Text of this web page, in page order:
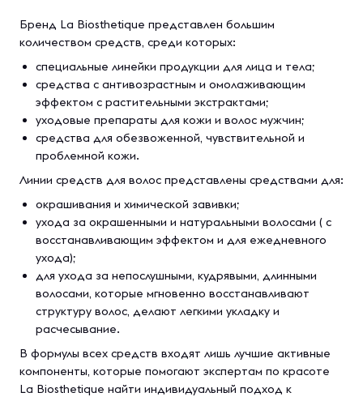
Бренд La Biosthetique представлен большим
количеством средств, среди которых:
специальные линейки продукции для лица и тела;
средства с антивозрастным и омолаживающим
эффектом с растительными экстрактами;
уходовые препараты для кожи и волос мужчин;
средства для обезвоженной, чувствительной и
проблемной кожи.
Линии средств для волос представлены средствами для:
окрашивания и химической завивки;
ухода за окрашенными и натуральными волосами ( с
восстанавливающим эффектом и для ежедневного
ухода);
для ухода за непослушными, кудрявыми, длинными
волосами, которые мгновенно восстанавливают
структуру волос, делают легкими укладку и
расчесывание.
В формулы всех средств входят лишь лучшие активные
компоненты, которые помогают экспертам по красоте
La Biosthetique найти индивидуальный подход к